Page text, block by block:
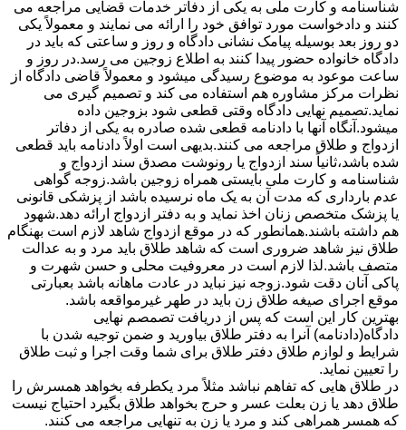
شناسنامه و کارت ملی به یکی از دفاتر خدمات قضایی مراجعه می
کنند و دادخواست مورد توافق خود را ارائه می نمایند و معمولاً یکی
دو روز بعد بوسیله پیامک نشانی دادگاه و روز و ساعتی که باید در
دادگاه خانواده حضور پیدا کنند به اطلاع زوجین می رسد.در روز و
ساعت موعود به موضوع رسیدگی میشود و معمولاً قاضی دادگاه از
نظرات مرکز مشاوره هم استفاده می کند و تصمیم گیری می
نماید.تصمیم نهایی دادگاه وقتی قطعی شود بزوجین داده
میشود.آنگاه آنها با دادنامه قطعی شده صادره به یکی از دفاتر
ازدواج و طلاق مراجعه می کنند.بدیهی است اولاً دادنامه باید قطعی
شده باشد،ثانیاً سند ازدواج یا رونوشت مصدق سند ازدواج و
شناسنامه و کارت ملی بایستی همراه زوجین باشد.زوجه گواهی
عدم بارداری که مدت آن به یک ماه نرسیده باشد از پزشکی قانونی
یا پزشک متخصص زنان اخذ نماید و به دفتر ازدواج ارائه دهد.شهود
هم داشته باشند.همانطور که در موقع ازدواج شاهد لازم است بهنگام
طلاق نیز شاهد ضروری است که شاهد طلاق باید مرد و به عدالت
متصف باشد.لذا لازم است در معروفیت محلی و حسن شهرت و
پاکی آنان دقت شود.زوجه نیز نباید در عادت ماهانه باشد بعبارتی
موقع اجرای صیغه طلاق زن باید در طهر غیرمواقعه باشد.
بهترین کار این است که پس از دریافت تصمصم نهایی
دادگاه(دادنامه) آنرا به دفتر طلاق بیاورید و ضمن توجیه شدن با
شرایط و لوازم طلاق دفتر طلاق برای شما وقت اجرا و ثبت طلاق
را تعیین نماید.
در طلاق هایی که تفاهم نباشد مثلاً مرد یکطرفه بخواهد همسرش را
طلاق دهد یا زن بعلت عسر و حرج بخواهد طلاق بگیرد احتیاج نیست
که همسر همراهی کند و مرد یا زن به تنهایی مراجعه می کنند.